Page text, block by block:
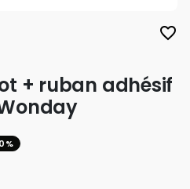
favorite_border
+ ruban adhésif